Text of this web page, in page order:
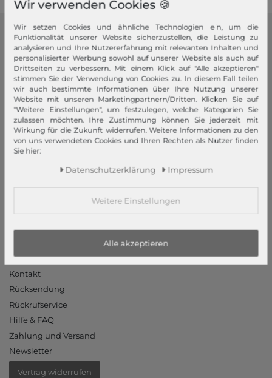
modeherz
Impressum
AGB
Widerrufsrecht
Datenschutzerklärung
Datenschutzeinstellungen
Barrierefreiheitserklärung
Jobs
Unsere Stores
Kontakt
Rücksendung
Rückrufservice
Hilfe & FAQ
Zahlung und Versand
Newsletter
Vertrag widerrufen
Wir verwenden Cookies 🍪
Wir setzen Cookies und ähnliche Technologien ein, um die
Funktionalität unserer Website sicherzustellen, die Leistung zu
analysieren und Ihre Nutzererfahrung mit relevanten Inhalten und
personalisierter Werbung sowohl auf unserer Website als auch auf
Drittseiten zu verbessern. Mit einem Klick auf "Alle akzeptieren"
stimmen Sie der Verwendung von Cookies zu. In diesem Fall teilen
wir auch bestimmte Informationen über Ihre Nutzung unserer
Website mit unseren Marketingpartnern/Dritten. Klicken Sie auf
"Weitere Einstellungen", um festzulegen, welche Kategorien Sie
zulassen möchten. Ihre Zustimmung können Sie jederzeit mit
Wirkung für die Zukunft widerrufen. Weitere Informationen zu den
von uns verwendeten Cookies und Ihren Rechten als Nutzer finden
Sie hier:
Daten­schutz­erklärung Impressum
Weitere Einstellungen
Alle akzeptieren